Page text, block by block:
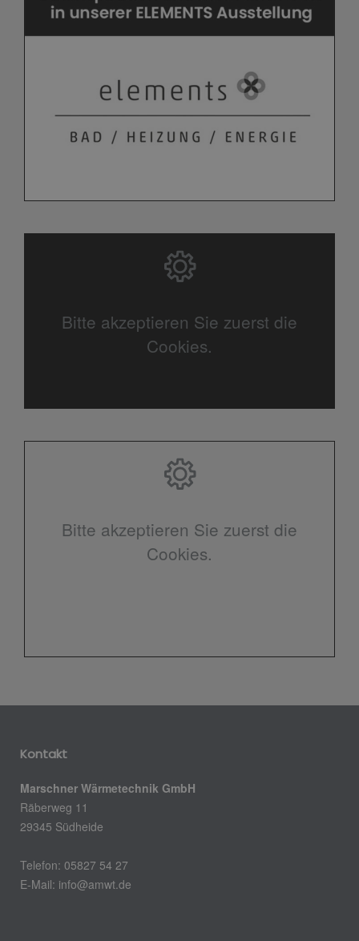
Bitte akzeptieren Sie zuerst die
Cookies.
Bitte akzeptieren Sie zuerst die
Cookies.
Kontakt
Marschner Wärmetechnik GmbH
Räberweg 11
29345 Südheide
Telefon: 05827 54 27
E-Mail: info@amwt.de